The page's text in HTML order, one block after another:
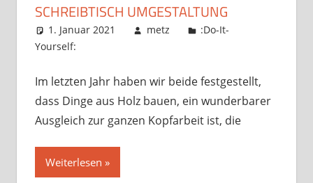
SCHREIBTISCH UMGESTALTUNG
1. Januar 2021 metz
:Do-It-
Yourself:
Im letzten Jahr haben wir beide festgestellt,
dass Dinge aus Holz bauen, ein wunderbarer
Ausgleich zur ganzen Kopfarbeit ist, die
Weiterlesen